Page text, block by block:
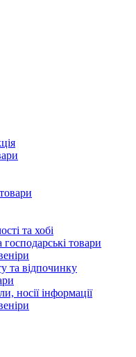
та хобі
господарські товари
та відпочинку
носії інформації